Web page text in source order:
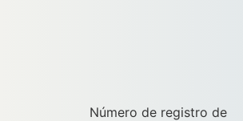
Número de registro de